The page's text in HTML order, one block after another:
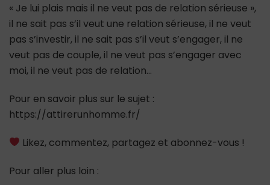
« Je lui plais mais il ne veut pas de relation sérieuse »,
il ne sait pas s’il veut une relation sérieuse, il ne veut
pas s’investir, il ne sait pas s’il veut s’engager, il ne
veut pas de couple, il ne veut pas s’engager avec
moi, il ne veut pas de relation…
Pour en savoir plus sur le sujet :
https://attirerunhomme.fr/
Likez, commentez, partagez et abonnez-vous !
Pour aller plus loin :